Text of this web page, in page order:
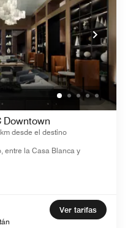
Downtown
desde el destino
entre la Casa Blanca y
Ver tarifas